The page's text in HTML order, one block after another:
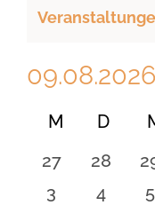
09.08.2026
Datum
wählen.
Kalender
von
M MONTAG
D
0
27
0
28
0
0
3
0
4
0
5